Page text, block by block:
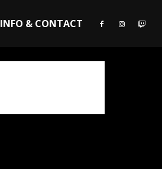
INFO & CONTACT